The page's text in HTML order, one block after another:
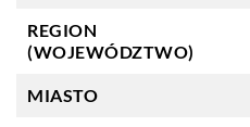
REGION
(WOJEWÓDZTWO)
MIASTO